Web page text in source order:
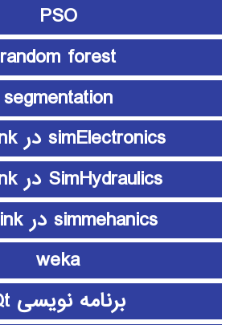
PSO
random forest
segmentation
simElectronics در Simulink
SimHydraulics در simulink
simmehanics در simulink
weka
برنامه نویسی Qt